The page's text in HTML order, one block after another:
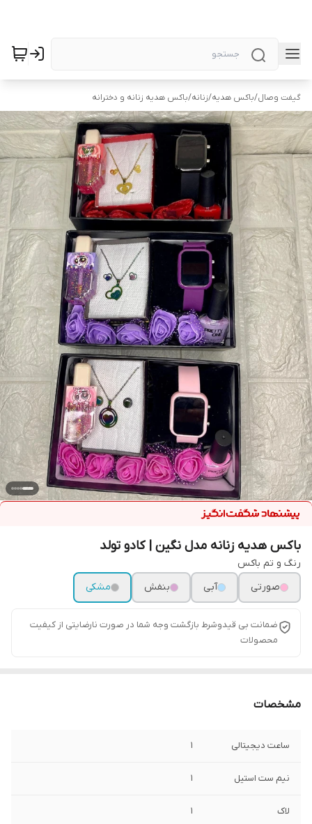
گیفت وصال/باکس هدیه/زنانه/باکس هدیه زنانه و دخترانه
باکس هدیه زنانه مدل نگین | کادو تولد
رنگ و تم باکس
صورتی
آبی بنفش مشکی
ضمانت بی قیدوشرط بازگشت وجه شما در صورت نارضایتی از کیفیت
محصولات
مشخصات
ساعت دیجیتالی 1
نیم ست استیل 1
لاک 1